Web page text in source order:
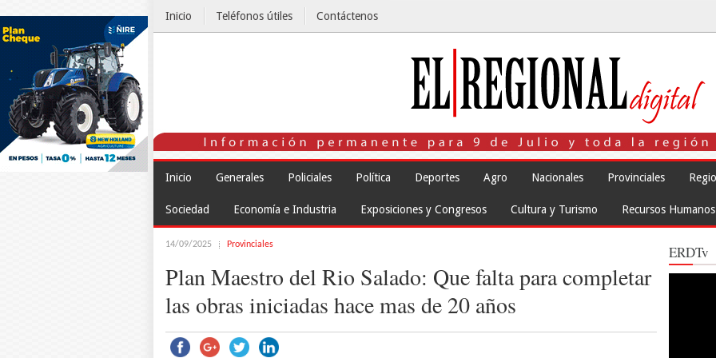
Inicio Teléfonos útiles Contáctenos
Inicio Generales Policiales Política Deportes Agro Nacionales Provinciales
Sociedad Economía e Industria Exposiciones y Congresos Cultura y Turismo Recursos Humanos
14/09/2025 Provinciales
Plan Maestro del Rio Salado: Que falta para completar
las obras iniciadas hace mas de 20 años
ERDTv